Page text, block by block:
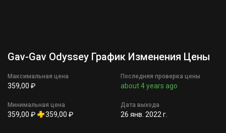
Gav-Gav Odyssey График Изменения Цены
Максимальная цена
359,00 ₽
Минимальная цена
359,00 ₽ 359,00 ₽
Последняя проверка цены
about 4 years ago
Дата выхода
26 янв. 2022 г.